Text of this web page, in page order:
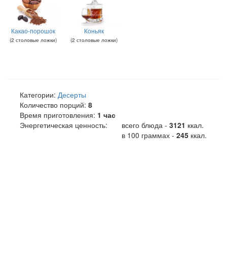
Какао-порошок
(2 столовые ложки)
Коньяк
(2 столовые ложки)
Категории: Десерты
Количество порций: 8
Время приготовления: 1 час
Энергетическая ценность:
всего блюда - 3121 ккал.
в 100 граммах - 245 ккал.